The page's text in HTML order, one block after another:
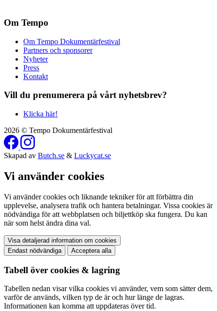
Om Tempo
Om Tempo Dokumentärfestival
Partners och sponsorer
Nyheter
Press
Kontakt
Vill du prenumerera på vårt nyhetsbrev?
Klicka här!
2026 © Tempo Dokumentärfestival
Skapad av Butch.se & Luckycat.se
Vi använder cookies
Vi använder cookies och liknande tekniker för att förbättra din
upplevelse, analysera trafik och hantera betalningar. Vissa cookies är
nödvändiga för att webbplatsen och biljettköp ska fungera. Du kan
när som helst ändra dina val.
Visa detaljerad information om cookies
Endast nödvändiga
Acceptera alla
Tabell över cookies & lagring
Tabellen nedan visar vilka cookies vi använder, vem som sätter dem,
varför de används, vilken typ de är och hur länge de lagras.
Informationen kan komma att uppdateras över tid.